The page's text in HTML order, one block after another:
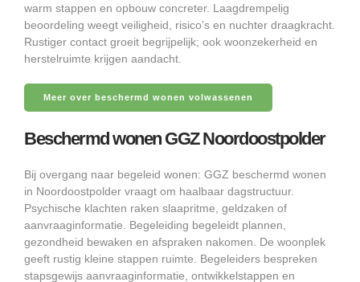
warm stappen en opbouw concreter. Laagdrempelig
beoordeling weegt veiligheid, risico’s en nuchter draagkracht.
Rustiger contact groeit begrijpelijk; ook woonzekerheid en
herstelruimte krijgen aandacht.
Meer over beschermd wonen volwassenen
Beschermd wonen GGZ Noordoostpolder
Bij overgang naar begeleid wonen: GGZ beschermd wonen
in Noordoostpolder vraagt om haalbaar dagstructuur.
Psychische klachten raken slaapritme, geldzaken of
aanvraaginformatie. Begeleiding begeleidt plannen,
gezondheid bewaken en afspraken nakomen. De woonplek
geeft rustig kleine stappen ruimte. Begeleiders bespreken
stapsgewijs aanvraaginformatie, ontwikkelstappen en